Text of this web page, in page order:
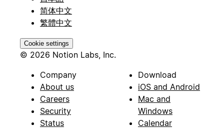
简体中文
繁體中文
Cookie settings
© 2026 Notion Labs, Inc.
Company
About us
Careers
Security
Status
Download
iOS and Android
Mac and
Windows
Calendar